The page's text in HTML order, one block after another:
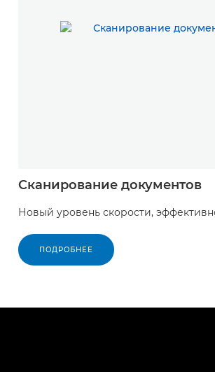
Сканирование документов
Новый уровень скорости,
ПОДРОБНЕЕ